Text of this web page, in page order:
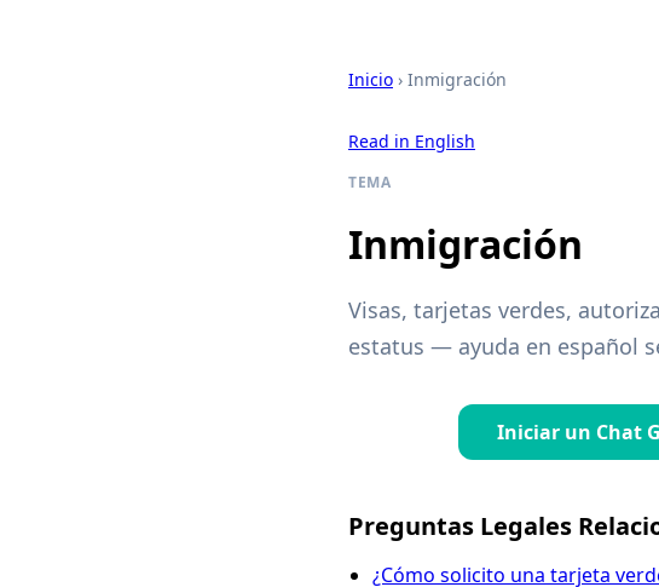
Inicio › Inmigración
Read in English
TEMA
Inmigración
Visas, tarjetas verdes,
estatus — ayuda en español
Iniciar un Chat
Preguntas Legales
¿Cómo solicito una tarjeta